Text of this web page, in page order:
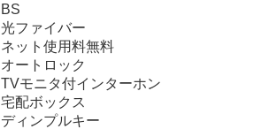
BS
光ファイバー
ネット使用料無料
オートロック
TVモニタ付インターホン
宅配ボックス
ディンプルキー